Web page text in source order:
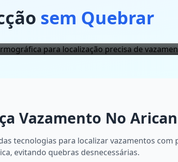
sem Quebrar
Vazamento No
tecnologias para localizar vazamentos com
evitando quebras desnecessárias.